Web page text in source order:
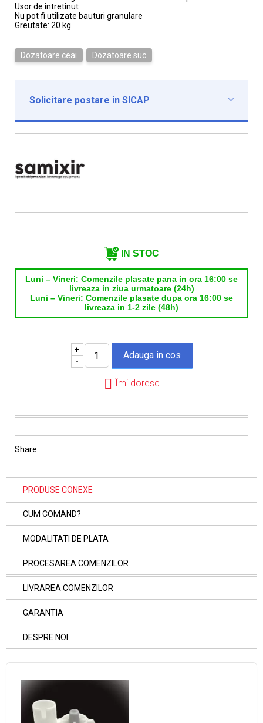
Usor de intretinut
Nu pot fi utilizate bauturi granulare
Greutate: 20 kg
Dozatoare ceai Dozatoare suc
Solicitare postare in SICAP 
Institutie*
Nume contact*
IN STOC
Luni – Vineri: Comenzile plasate pana in ora 16:00 se
livreaza in ziua urmatoare (24h)
Luni – Vineri: Comenzile plasate dupa ora 16:00 se
livreaza in 1-2 zile (48h)
+
-
Îmi doresc
Share:
PRODUSE CONEXE
CUM COMAND?
MODALITATI DE PLATA
PROCESAREA COMENZILOR
LIVRAREA COMENZILOR
GARANTIA
DESPRE NOI